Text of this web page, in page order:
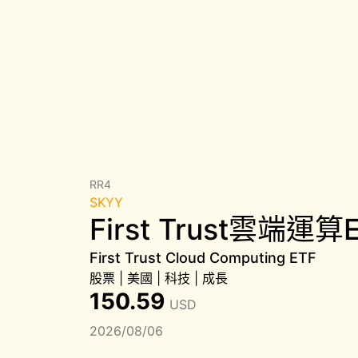
RR4
SKYY
First Trust雲端運算
First Trust Cloud Computing ETF
股票 美國 科技 成長
150.59 USD
2026/08/06